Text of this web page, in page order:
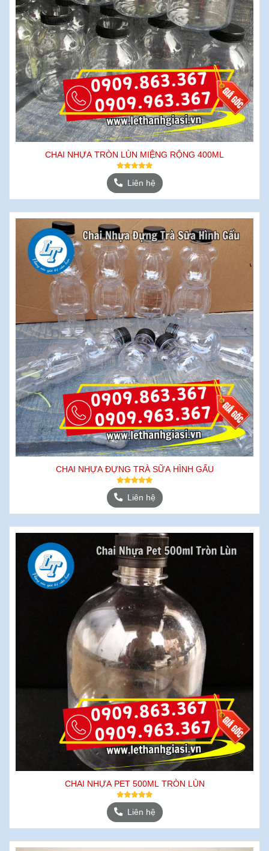
CHAI NHỰA TRÒN LÙN MIỆNG RỘNG 400ML
Liên hệ
CHAI NHỰA ĐỰNG TRÀ SỮA HÌNH GẤU
Liên hệ
CHAI NHỰA PET 500ML TRÒN LÙN
Liên hệ